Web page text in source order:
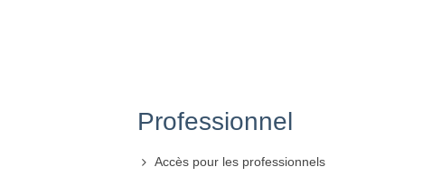
Professionnel
Accès pour les professionnels